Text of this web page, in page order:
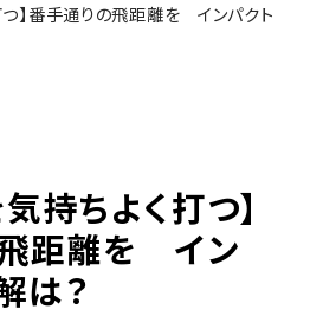
つ】番手通りの飛距離を インパクト
持ちよく打つ】
距離を イン
は？